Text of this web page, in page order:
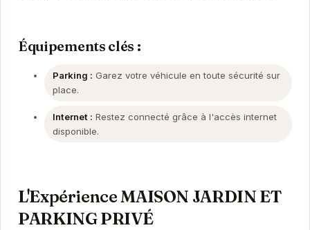
Équipements clés :
Parking : Garez votre véhicule en toute sécurité sur
place.
Internet : Restez connecté grâce à l'accès internet
disponible.
L'Expérience MAISON JARDIN ET
PARKING PRIVÉ